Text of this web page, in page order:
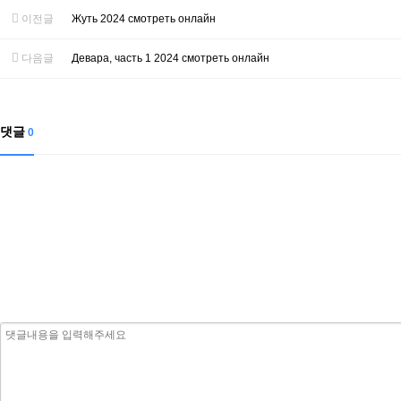
이전글 Жуть 2024 смотреть онлайн
다음글 Девара, часть 1 2024 смотреть онлайн
댓글 0